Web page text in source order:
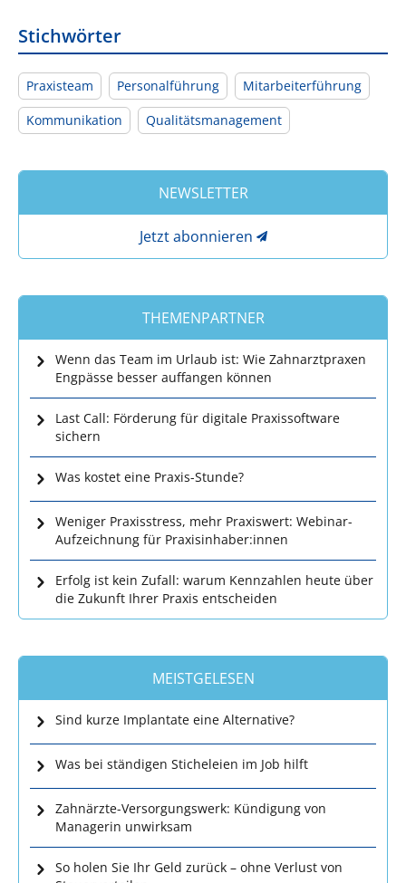
Stichwörter
Praxisteam Personalführung
Mitarbeiterführung
Kommunikation
Qualitätsmanagement
NEWSLETTER
Jetzt abonnieren
THEMENPARTNER
Wenn das Team im Urlaub ist: Wie Zahnarztpraxen
Engpässe besser auffangen können
Last Call: Förderung für digitale Praxissoftware
sichern
Was kostet eine Praxis-Stunde?
Weniger Praxisstress, mehr Praxiswert: Webinar-
Aufzeichnung für Praxisinhaber:innen
Erfolg ist kein Zufall: warum Kennzahlen heute über
die Zukunft Ihrer Praxis entscheiden
MEISTGELESEN
Sind kurze Implantate eine Alternative?
Was bei ständigen Sticheleien im Job hilft
Zahnärzte-Versorgungswerk: Kündigung von
Managerin unwirksam
So holen Sie Ihr Geld zurück – ohne Verlust von